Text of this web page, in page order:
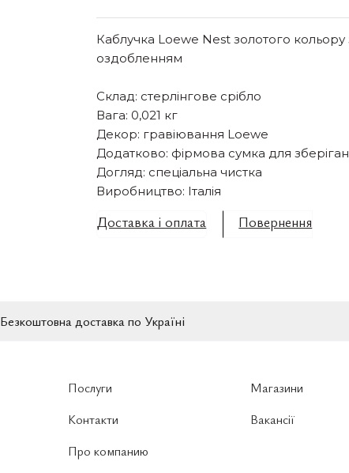
Каблучка Loewe Nest золотого кольору
оздобленням
Склад: стерлінгове срібло
Вага: 0,021 кг
Декор: гравіювання Loewe
Додатково: фірмова сумка для
Догляд: спеціальна чистка
Виробництво: Італія
Доставка і оплата Повернення
Безкоштовна доставка по Україні
Послуги
Контакти
Про компанию
Магазини
Вакансії